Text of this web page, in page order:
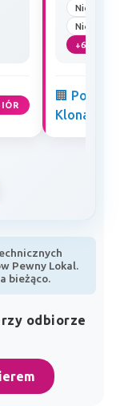
+6 więcej
🏢 Pod
Klonami
Pewny Lokal.
bieżąco.
odbiorze